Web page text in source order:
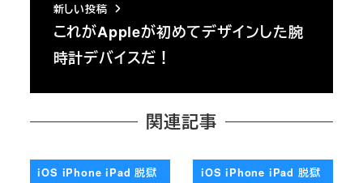
新しい投稿
これがAppleが初めてデザインした腕
時計デバイスだ！
関連記事
iOS iPhone iPad 脱獄
iOS iPhone iPad 脱獄